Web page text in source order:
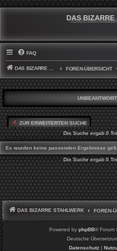
DAS BIZARRE
FAQ
DAS BIZARRE STAHLWERK FOREN-ÜBERSICHT
ZUR ERWEITERTEN SUCHE
Die Suche ergab 0
Es wurden keine passenden Ergebnisse
Die Suche ergab 0
DAS BIZARRE STAHLWERK FOREN-
Powered by phpBB® Forum
Deutsche
Datenschutz|